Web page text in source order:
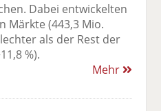
Dabei entwickelten
Märkte (443,3 Mio.
als der Rest der
%).
Mehr